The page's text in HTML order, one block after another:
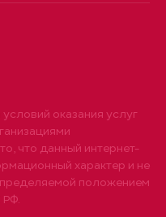
оказания услуг
что данный интернет-
характер и не
положением
РФ.